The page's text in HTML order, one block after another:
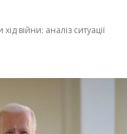
війни: аналіз ситуації